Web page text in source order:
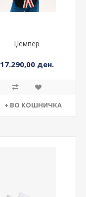
Џемпер
17.290,00 ден.
+ ВО КОШНИЧКА